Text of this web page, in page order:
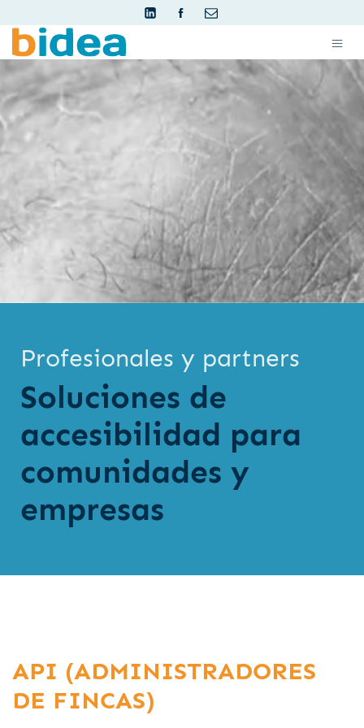
Profesionales y partners
Soluciones de
accesibilidad para
comunidades y
empresas
API (ADMINISTRADORES
DE FINCAS)